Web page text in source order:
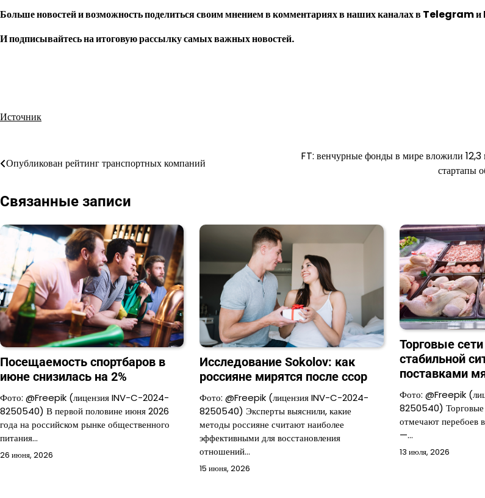
Больше новостей и возможность поделиться своим мнением в комментариях в наших каналах вTelegramи
Иподписывайтесьна итоговую рассылку самых важных новостей.
Источник
Навигация
записям
Опубликован рейтинг транспортных компаний
FT: венчурные фонды в мире вложили 12,3
стартапы
Связанные записи
Посещаемость спортбаров в
июне снизилась на 2%
Фото: @Freepik (лицензия INV-C-2024-
8250540) В первой половине июня 2026
года на российском рынке общественного
питания…
26 июня, 2026
Исследование Sokolov: как
россияне мирятся после ссор
Фото: @Freepik (лицензия INV-C-2024-
8250540) Эксперты выяснили, какие
методы россияне считают наиболее
эффективными для восстановления
отношений…
15 июня, 2026
Торговые
стабильной
поставками
Фото: @Freepik
8250540) Торговые
отмечают перебоев
—…
13 июля, 2026